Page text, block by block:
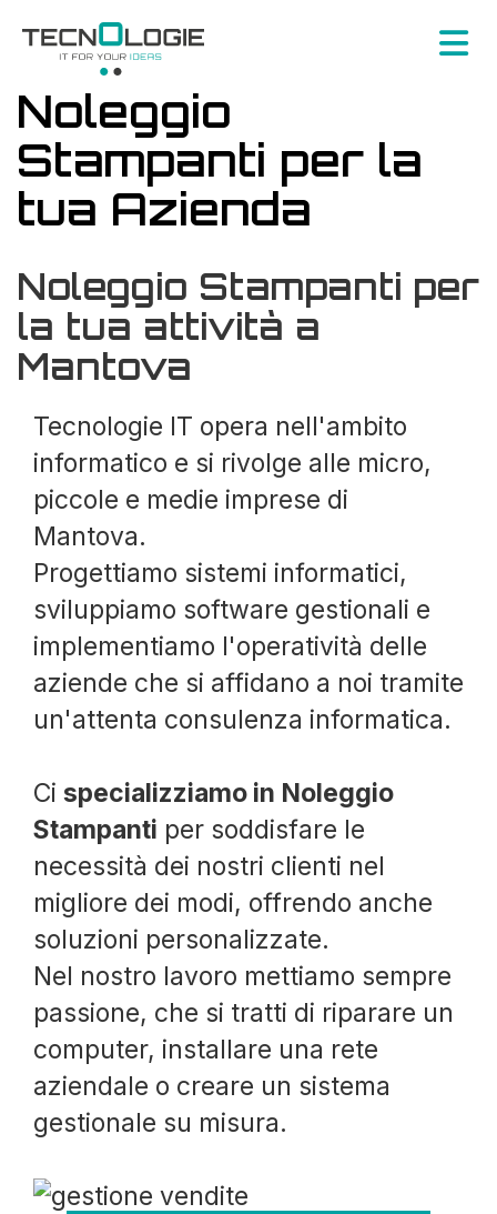
Noleggio
Stampanti per la
tua Azienda
Noleggio Stampanti per
la tua attività a
Mantova
Tecnologie IT opera nell'ambito
informatico e si rivolge alle micro,
piccole e medie imprese di
Mantova.
Progettiamo sistemi informatici,
sviluppiamo software gestionali e
implementiamo l'operatività delle
aziende che si affidano a noi tramite
un'attenta consulenza informatica.
Ci specializziamo in Noleggio
Stampanti per soddisfare le
necessità dei nostri clienti nel
migliore dei modi, offrendo anche
soluzioni personalizzate.
Nel nostro lavoro mettiamo sempre
passione, che si tratti di riparare un
computer, installare una rete
aziendale o creare un sistema
gestionale su misura.